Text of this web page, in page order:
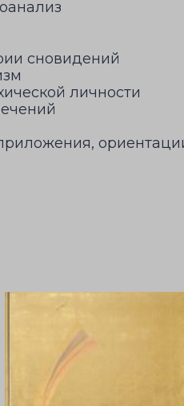
сновидений
личности